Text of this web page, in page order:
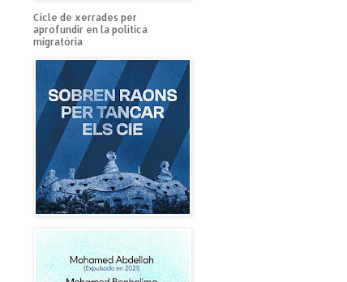
Cicle de xerrades per
aprofundir en la política
migratòria